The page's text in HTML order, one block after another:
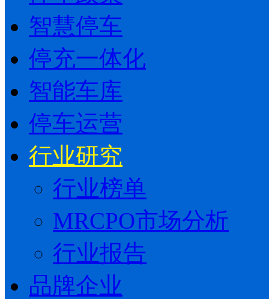
智慧停车
停充一体化
智能车库
停车运营
行业研究
行业榜单
MRCPO市场分析
行业报告
品牌企业